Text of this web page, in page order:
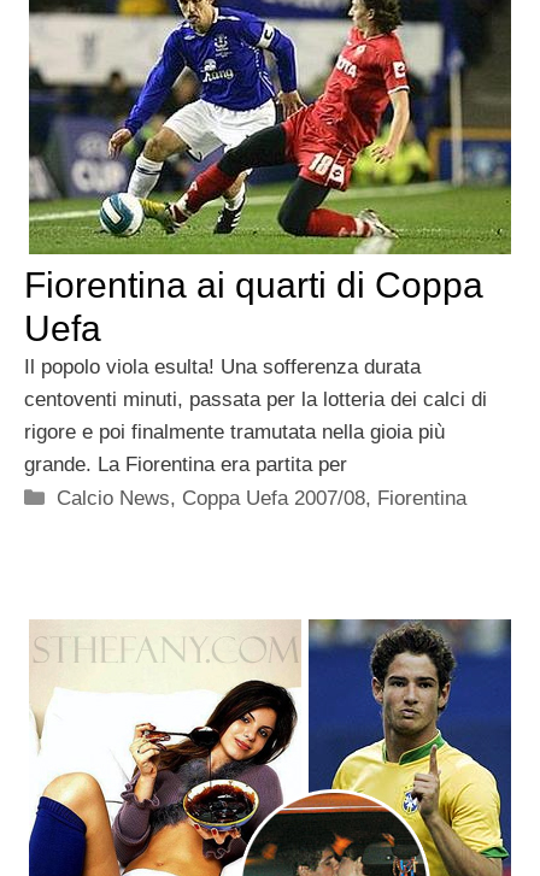
Fiorentina ai quarti di Coppa
Uefa
Il popolo viola esulta! Una sofferenza durata
centoventi minuti, passata per la lotteria dei calci di
rigore e poi finalmente tramutata nella gioia più
grande. La Fiorentina era partita per
Categorie
Calcio News, Coppa Uefa 2007/08, Fiorentina